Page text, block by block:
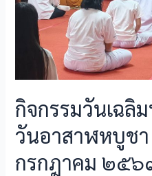
กิจกรรมวันเฉลิ
วันอาสาฬหบูช
กรกฎาคม ๒๕๖